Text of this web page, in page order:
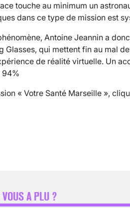
touche au minimum un
dans ce type de mission est
Antoine Jeannin a
Glasses, qui mettent fin au mal
de réalité virtuelle. Un
94%
« Votre Santé Marseille »,
A PLU ?